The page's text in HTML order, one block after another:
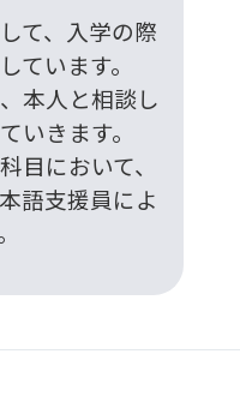
て、入学の際
ています。
本人と相談し
いきます。
目において、
語支援員によ